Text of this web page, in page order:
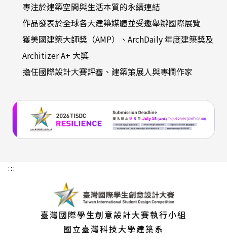
專注於建築空間與生活本質的永續連結
作品發表於全球各大建築媒體並受邀舉辦國際展覽
獲美國建築大師獎（AMP）、ArchDaily 年度建築獎及
Architizer A+ 大獎
擔任國際設計大賽評審、建築策展人與專欄作家
:::
臺灣國際學生創意設計大賽執行小組
國立臺灣科技大學建築系